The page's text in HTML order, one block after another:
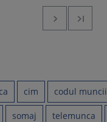


cim codul muncii
somaj telemunca